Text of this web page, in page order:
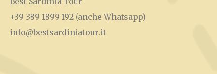
+39 389 1899 192 (anche Whatsapp)
info@bestsardiniatour.it